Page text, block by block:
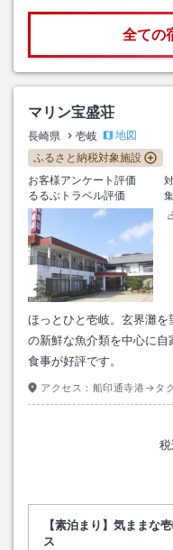
全ての
マリン宝盛荘
長崎県 壱岐
地図
ふるさと納税対象施設
お客様アンケート評価
るるぶトラベル評価
ほっとひと壱岐。玄界灘
の新鮮な魚介類を中心に
食事が好評です。
アクセス： 船印通寺港→タ
【素泊まり】気ままな
ス